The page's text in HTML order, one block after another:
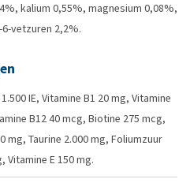
kalium 0,55%, magnesium 0,08%,
vetzuren 2,2%.
IE, Vitamine B1 20 mg, Vitamine
B12 40 mcg, Biotine 275 mcg,
mg, Taurine 2.000 mg, Foliumzuur
Vitamine E 150 mg.